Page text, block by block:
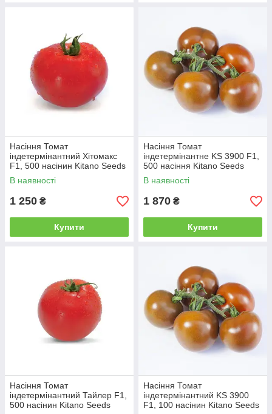
Насіння Томат
індетермінантний Хітомакс
F1, 500 насінин Kitano Seeds
В наявності
1 250 ₴
Купити
Насіння Томат
індетермінантне KS 3900 F1,
500 насіння Kitano Seeds
В наявності
1 870 ₴
Купити
Насіння Томат
індетермінантний Тайлер F1,
500 насінин Kitano Seeds
Насіння Томат
індетермінантний KS 3900
F1, 100 насінин Kitano Seeds